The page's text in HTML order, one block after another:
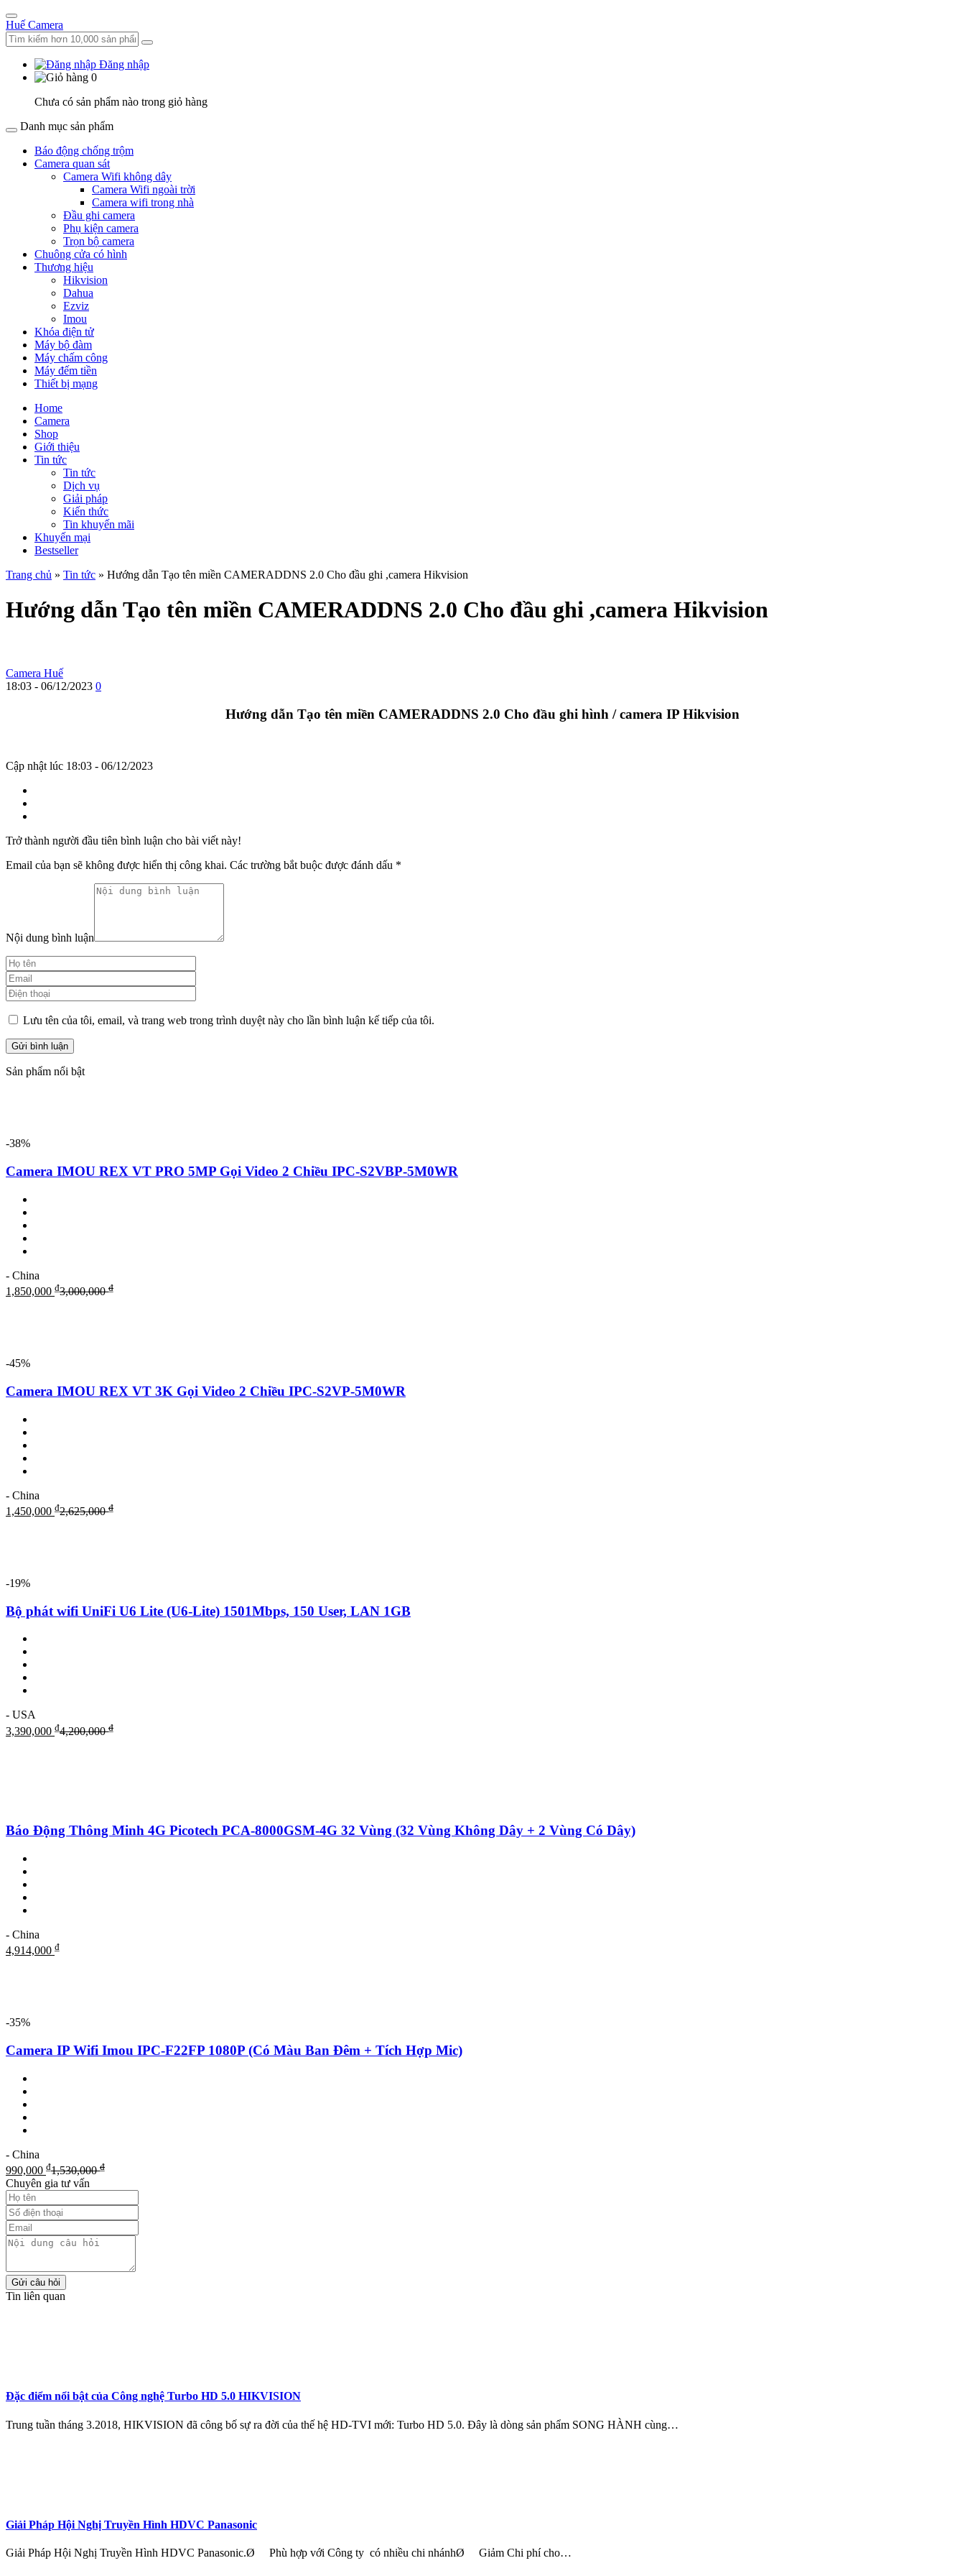
Huế Camera
Đăng nhập
0
Chưa có sản phẩm nào trong giỏ hàng
Danh mục sản phẩm
Báo động chống trộm
Camera quan sát
Camera Wifi không dây
Camera Wifi ngoài trời
Camera wifi trong nhà
Đầu ghi camera
Phụ kiện camera
Trọn bộ camera
Chuông cửa có hình
Thương hiệu
Hikvision
Dahua
Ezviz
Imou
Khóa điện tử
Máy bộ đàm
Máy chấm công
Máy đếm tiền
Thiết bị mạng
Home
Camera
Shop
Giới thiệu
Tin tức
Tin tức
Dịch vụ
Giải pháp
Kiến thức
Tin khuyến mãi
Khuyến mại
Bestseller
Trang chủ » Tin tức » Hướng dẫn Tạo tên miền CAMERADDNS 2.0 Cho đầu ghi ,camera Hikvision
Hướng dẫn Tạo tên miền CAMERADDNS 2.0 Cho đầu ghi ,camera Hikvision
Camera Huế
18:03 - 06/12/2023 0
Hướng dẫn Tạo tên miền CAMERADDNS 2.0 Cho đầu ghi hình / camera IP Hikvision
Cập nhật lúc 18:03 - 06/12/2023
Trở thành người đầu tiên bình luận cho bài viết này!
Email của bạn sẽ không được hiển thị công khai. Các trường bắt buộc được đánh dấu *
Nội dung bình luận
Lưu tên của tôi, email, và trang web trong trình duyệt này cho lần bình luận kế tiếp của tôi.
Sản phẩm nổi bật
-38%
Camera IMOU REX VT PRO 5MP Gọi Video 2 Chiều IPC-S2VBP-5M0WR
- China
1,850,000 ₫3,000,000₫
-45%
Camera IMOU REX VT 3K Gọi Video 2 Chiều IPC-S2VP-5M0WR
- China
1,450,000 ₫2,625,000₫
-19%
Bộ phát wifi UniFi U6 Lite (U6-Lite) 1501Mbps, 150 User, LAN 1GB
- USA
3,390,000 ₫4,200,000₫
Báo Động Thông Minh 4G Picotech PCA-8000GSM-4G 32 Vùng (32 Vùng Không Dây + 2 Vùng Có Dây)
- China
4,914,000 ₫
-35%
Camera IP Wifi Imou IPC-F22FP 1080P (Có Màu Ban Đêm + Tích Hợp Mic)
- China
990,000 ₫1,530,000₫
Chuyên gia tư vấn
Gửi câu hỏi
Tin liên quan
Đặc điểm nổi bật của Công nghệ Turbo HD 5.0 HIKVISION
Trung tuần tháng 3.2018, HIKVISION đã công bố sự ra đời của thế hệ HD-TVI mới: Turbo HD 5.0. Đây là dòng sản phẩm SONG HÀNH cùng…
Giải Pháp Hội Nghị Truyền Hình HDVC Panasonic
Giải Pháp Hội Nghị Truyền Hình HDVC Panasonic.Ø Phù hợp với Công ty có nhiều chi nhánhØ Giảm Chi phí cho…